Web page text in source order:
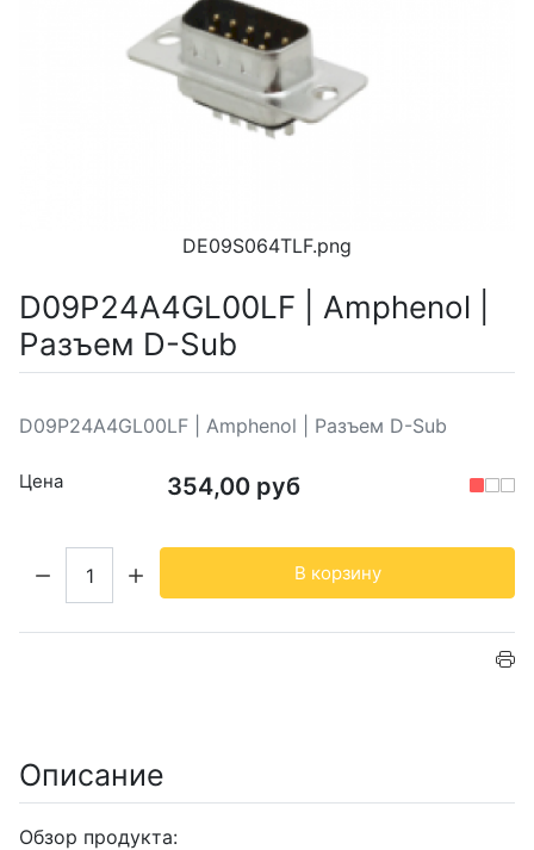
DE09S064TLF.png
D09P24A4GL00LF | Amphenol |
Разъем D-Sub
D09P24A4GL00LF | Amphenol | Разъем D-Sub
Цена 354,00 руб
В корзину
Описание
Обзор продукта: